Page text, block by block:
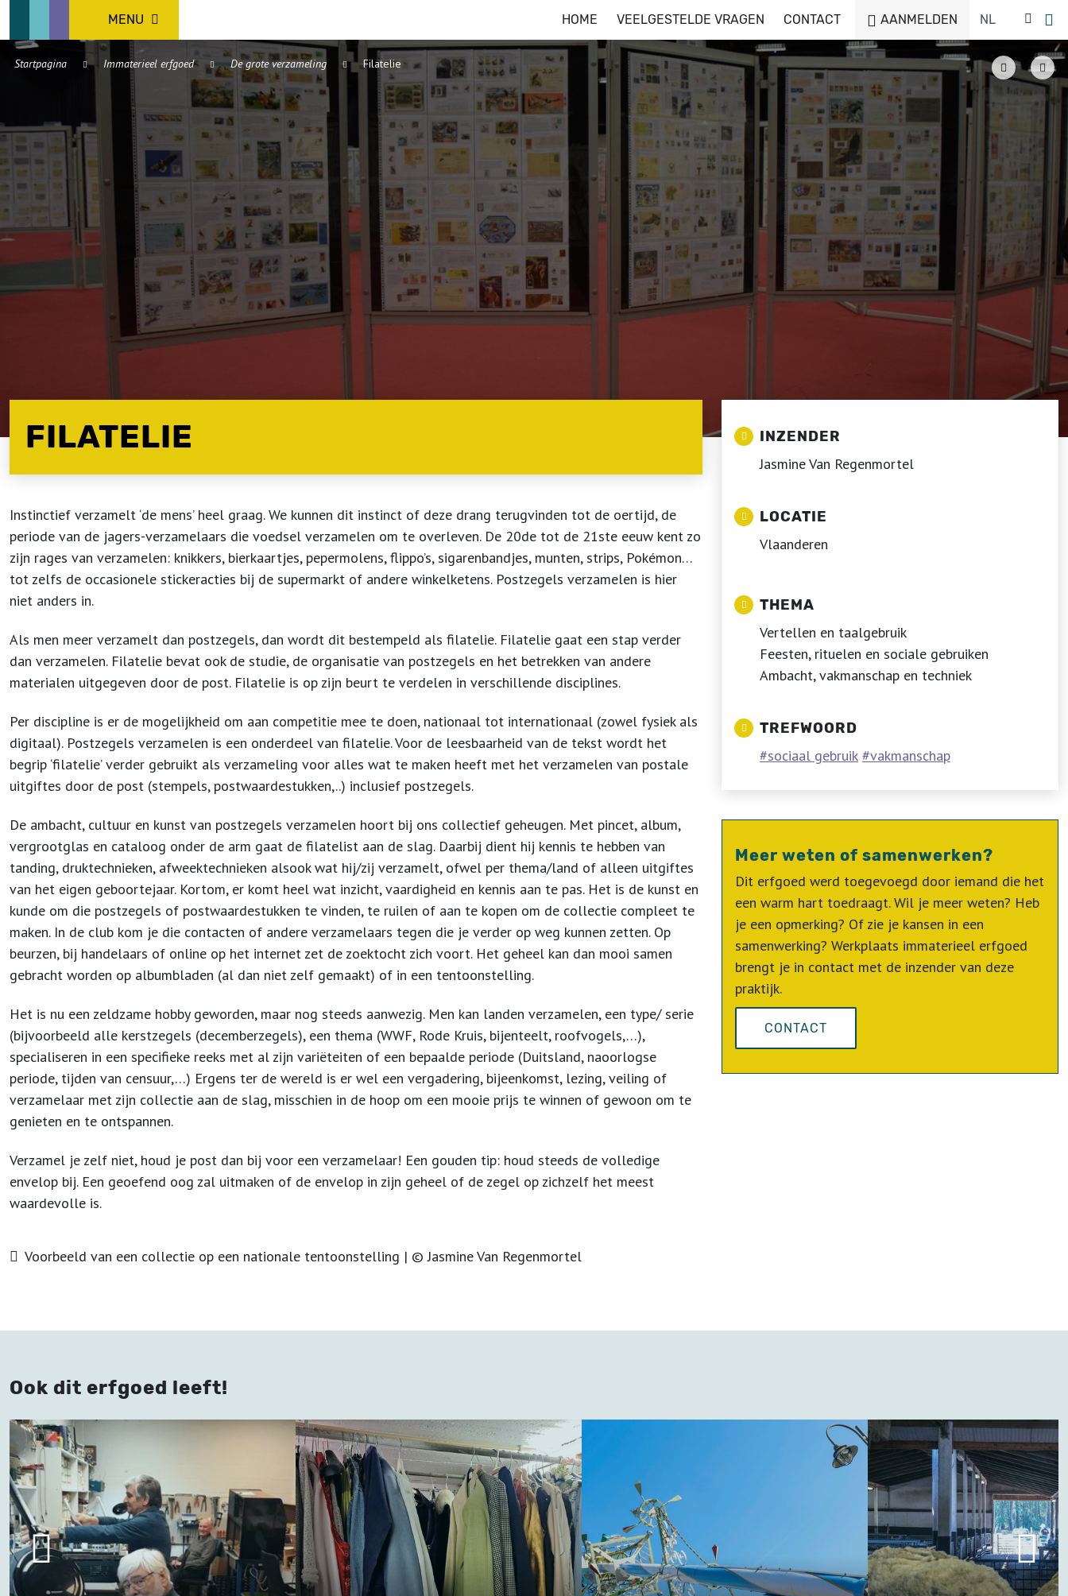
MENU HOME VEELGESTELDE VRAGEN CONTACT AANMELDEN
Startpagina Immaterieel erfgoed De grote verzameling Filatelie
FILATELIE
Instinctief verzamelt ‘de mens’ heel graag. We kunnen dit instinct of deze drang terugvinden tot de oertijd, de
periode van de jagers-verzamelaars die voedsel verzamelen om te overleven. De 20de tot de 21ste eeuw kent zo
zijn rages van verzamelen: knikkers, bierkaartjes, pepermolens, flippo’s, sigarenbandjes, munten, strips, Pokémon…
tot zelfs de occasionele stickeracties bij de supermarkt of andere winkelketens. Postzegels verzamelen is hier
niet anders in.
Als men meer verzamelt dan postzegels, dan wordt dit bestempeld als filatelie. Filatelie gaat een stap verder
dan verzamelen. Filatelie bevat ook de studie, de organisatie van postzegels en het betrekken van andere
materialen uitgegeven door de post. Filatelie is op zijn beurt te verdelen in verschillende disciplines.
Per discipline is er de mogelijkheid om aan competitie mee te doen, nationaal tot internationaal (zowel fysiek als
digitaal). Postzegels verzamelen is een onderdeel van filatelie. Voor de leesbaarheid van de tekst wordt het
begrip ‘filatelie’ verder gebruikt als verzameling voor alles wat te maken heeft met het verzamelen van postale
uitgiftes door de post (stempels, postwaardestukken,..) inclusief postzegels.
De ambacht, cultuur en kunst van postzegels verzamelen hoort bij ons collectief geheugen. Met pincet, album,
vergrootglas en cataloog onder de arm gaat de filatelist aan de slag. Daarbij dient hij kennis te hebben van
tanding, druktechnieken, afweektechnieken alsook wat hij/zij verzamelt, ofwel per thema/land of alleen uitgiftes
van het eigen geboortejaar. Kortom, er komt heel wat inzicht, vaardigheid en kennis aan te pas. Het is de kunst en
kunde om die postzegels of postwaardestukken te vinden, te ruilen of aan te kopen om de collectie compleet te
maken. In de club kom je die contacten of andere verzamelaars tegen die je verder op weg kunnen zetten. Op
beurzen, bij handelaars of online op het internet zet de zoektocht zich voort. Het geheel kan dan mooi samen
gebracht worden op albumbladen (al dan niet zelf gemaakt) of in een tentoonstelling.
Het is nu een zeldzame hobby geworden, maar nog steeds aanwezig. Men kan landen verzamelen, een type/ serie
(bijvoorbeeld alle kerstzegels (decemberzegels), een thema (WWF, Rode Kruis, bijenteelt, roofvogels,…),
specialiseren in een specifieke reeks met al zijn variëteiten of een bepaalde periode (Duitsland, naoorlogse
periode, tijden van censuur,…) Ergens ter de wereld is er wel een vergadering, bijeenkomst, lezing, veiling of
verzamelaar met zijn collectie aan de slag, misschien in de hoop om een mooie prijs te winnen of gewoon om te
genieten en te ontspannen.
Verzamel je zelf niet, houd je post dan bij voor een verzamelaar! Een gouden tip: houd steeds de volledige
envelop bij. Een geoefend oog zal uitmaken of de envelop in zijn geheel of de zegel op zichzelf het meest
waardevolle is.
Voorbeeld van een collectie op een nationale tentoonstelling | © Jasmine Van Regenmortel
INZENDER
Jasmine Van Regenmortel
LOCATIE
Vlaanderen
THEMA
Vertellen en taalgebruik
Feesten, rituelen en sociale gebruiken
Ambacht, vakmanschap en techniek
TREFWOORD
sociaal gebruik vakmanschap
Meer weten of samenwerken?
Dit erfgoed werd toegevoegd door iemand die het
een warm hart toedraagt. Wil je meer weten? Heb
je een opmerking? Of zie je kansen in een
samenwerking? Werkplaats immaterieel erfgoed
brengt je in contact met de inzender van deze
praktijk.
CONTACT
Ook dit erfgoed leeft!